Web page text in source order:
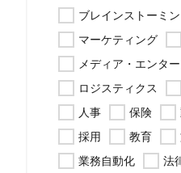
ブレインストーミ
マーケティング
メディア・エンタ
ロジスティクス
人事
保険
採用
教育
業務自動化
法